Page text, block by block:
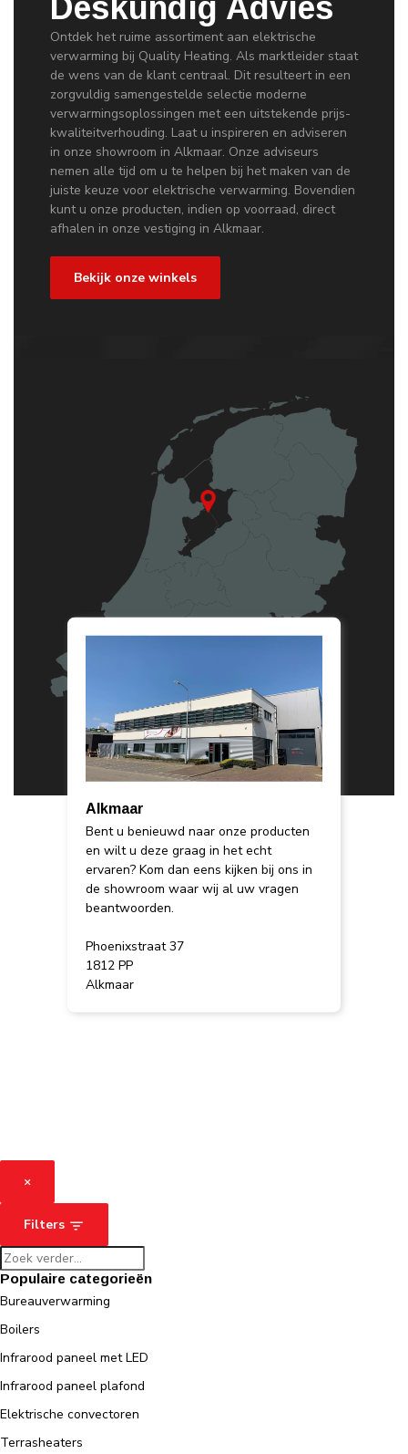
Deskundig Advies
Ontdek het ruime assortiment aan elektrische
verwarming bij Quality Heating. Als marktleider staat
de wens van de klant centraal. Dit resulteert in een
zorgvuldig samengestelde selectie moderne
verwarmingsoplossingen met een uitstekende prijs-
kwaliteitverhouding. Laat u inspireren en adviseren
in onze showroom in Alkmaar. Onze adviseurs
nemen alle tijd om u te helpen bij het maken van de
juiste keuze voor elektrische verwarming. Bovendien
kunt u onze producten, indien op voorraad, direct
afhalen in onze vestiging in Alkmaar.
Bekijk onze winkels
Alkmaar
Bent u benieuwd naar onze producten
en wilt u deze graag in het echt
ervaren? Kom dan eens kijken bij ons in
de showroom waar wij al uw vragen
beantwoorden.
Phoenixstraat 37
1812 PP
Alkmaar
×
Filters
Populaire categorieën
Bureauverwarming
Boilers
Infrarood paneel met LED
Infrarood paneel plafond
Elektrische convectoren
Terrasheaters